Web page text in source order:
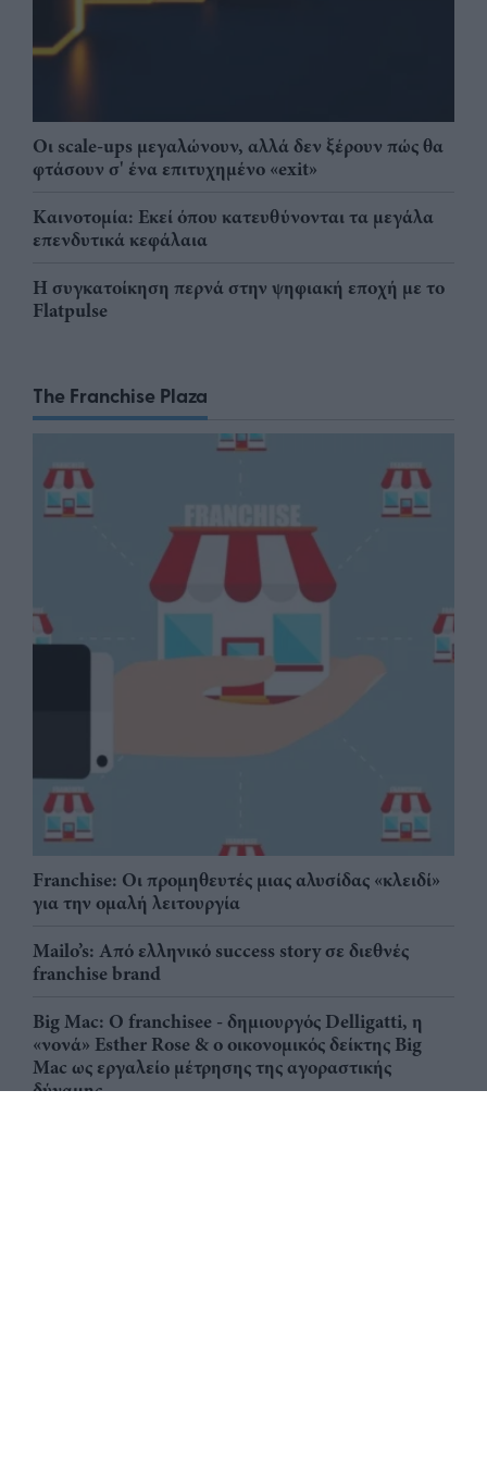
Οι scale-ups μεγαλώνουν, αλλά δεν ξέρουν πώς θα
φτάσουν σ' ένα επιτυχημένο «exit»
Καινοτομία: Εκεί όπου κατευθύνονται τα μεγάλα
επενδυτικά κεφάλαια
Η συγκατοίκηση περνά στην ψηφιακή εποχή με το
Flatpulse
The Franchise Plaza
Franchise: Οι προμηθευτές μιας αλυσίδας «κλειδί»
για την ομαλή λειτουργία
Mailo’s: Από ελληνικό success story σε διεθνές
franchise brand
Big Mac: Ο franchisee - δημιουργός Delligatti, η
«νονά» Esther Rose & ο οικονομικός δείκτης Big
Mac ως εργαλείο μέτρησης της αγοραστικής
δύναμης